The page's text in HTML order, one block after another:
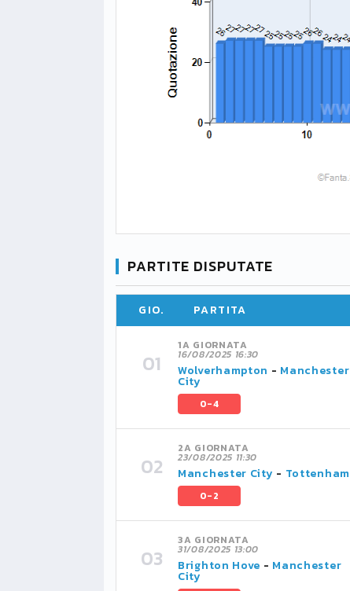
PARTITE DISPUTATE
GIO. PARTITA
1A GIORNATA
16/08/2025 16:30
Wolverhampton - Manchester
City
0-4
2A GIORNATA
23/08/2025 11:30
Manchester City - Tottenham
0-2
3A GIORNATA
31/08/2025 13:00
Brighton Hove - Manchester
City